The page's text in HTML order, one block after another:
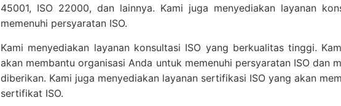
45001, ISO 22000, dan lainnya. Kami juga menyediakan layanan
memenuhi persyaratan ISO.
Kami menyediakan layanan konsultasi ISO yang berkualitas tinggi.
akan membantu organisasi Anda untuk memenuhi persyaratan ISO dan
diberikan. Kami juga menyediakan layanan sertifikasi ISO yang akan
sertifikat ISO.